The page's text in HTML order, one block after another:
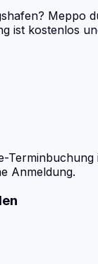
Meppo
ist kostenlos
Terminbuchung
Anmeldung.